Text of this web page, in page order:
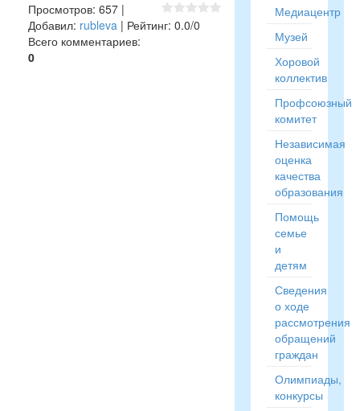
Просмотров: 657 |
Добавил: rubleva | Рейтинг: 0.0/0
Всего комментариев:
0
Медиацентр
Музей
Хоровой
коллектив
Профсоюзный
комитет
Независимая
оценка
качества
образования
Помощь
семье
и
детям
Сведения
о ходе
рассмотрения
обращений
граждан
Олимпиады,
конкурсы